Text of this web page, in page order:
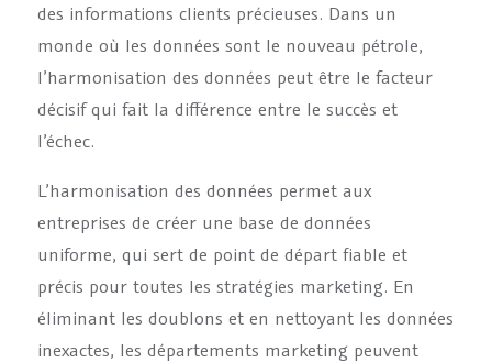
des informations clients précieuses. Dans un
monde où les données sont le nouveau pétrole,
l’harmonisation des données peut être le facteur
décisif qui fait la différence entre le succès et
l’échec.
L’harmonisation des données permet aux
entreprises de créer une base de données
uniforme, qui sert de point de départ fiable et
précis pour toutes les stratégies marketing. En
éliminant les doublons et en nettoyant les données
inexactes, les départements marketing peuvent